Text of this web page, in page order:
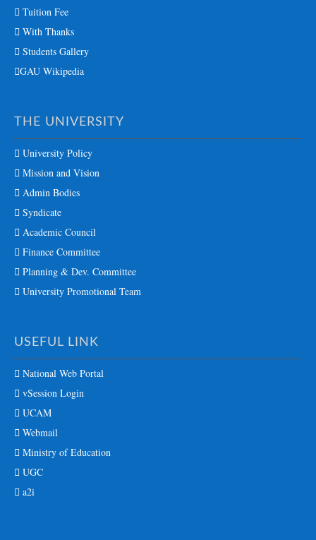
Tuition Fee
With Thanks
Students Gallery
GAU Wikipedia
THE UNIVERSITY
University Policy
Mission and Vision
Admin Bodies
Syndicate
Academic Council
Finance Committee
Planning & Dev. Committee
University Promotional Team
USEFUL LINK
National Web Portal
vSession Login
UCAM
Webmail
Ministry of Education
UGC
a2i